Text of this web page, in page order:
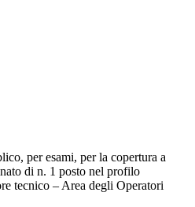
per esami, per la copertura a
di n. 1 posto nel profilo
tecnico – Area degli Operatori